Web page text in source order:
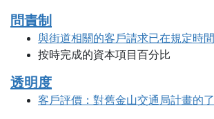
問責制
與街道相關的客戶請求已在規定時
按時完成的資本項目百分比
透明度
客戶評價：對舊金山交通局計畫的